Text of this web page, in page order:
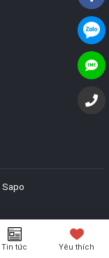
Sapo
Tin tức Yêu thích